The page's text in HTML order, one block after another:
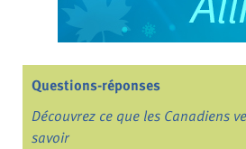
Questions-réponses
Découvrez ce que les Canadiens
savoir